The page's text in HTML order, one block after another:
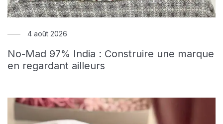
4 août 2026
No-Mad 97% India : Construire une marque
en regardant ailleurs